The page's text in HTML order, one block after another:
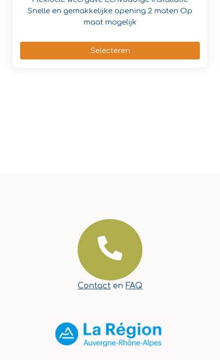
Snelle en gemakkelijke opening 2 maten Op
maat mogelijk
Selecteren
Contact en FAQ